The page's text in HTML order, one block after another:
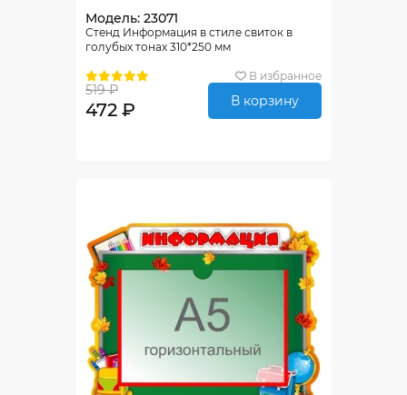
Модель: 23071
Стенд Информация в стиле свиток в
голубых тонах 310*250 мм
В избранное
519 ₽
472 ₽ В корзину